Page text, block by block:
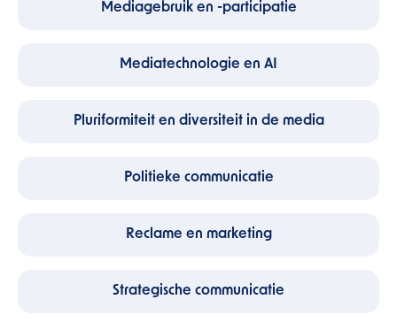
Mediagebruik en -participatie
Mediatechnologie en AI
Pluriformiteit en diversiteit in de media
Politieke communicatie
Reclame en marketing
Strategische communicatie